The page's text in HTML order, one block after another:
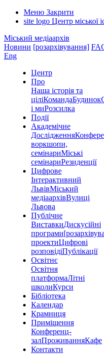
Меню Закрити
site logo Центр міської
Міський медіаархів
Новини [розархівування]
Eng
Центр
Про
Наша історія та
ціліКомандаБудинок
і миРозсилка
Події
Академічне
Дослідження
воркшопи,
семінариМіські
семінариРезиденції
Цифрове
Інтерактивний
ЛьвівМіський
медіаархівВулиці
Львова
Публічне
ВиставкиДискусійні
програми
проектиЦифрові
розповідіПублікації
Освітнє
Освітня
платформаЛітні
школиКурси
Бібліотека
Календар
Крамниця
Приміщення
Конференц-
залПроживанняКафе
Контакти